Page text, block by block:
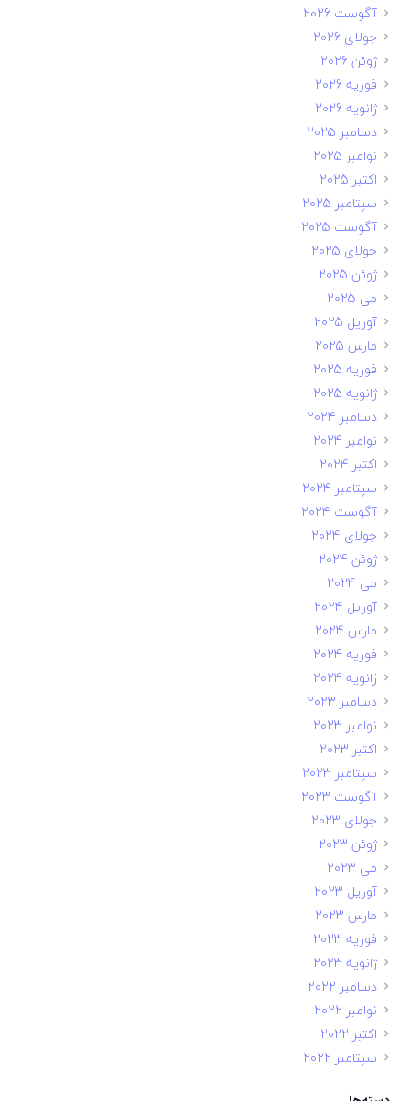
آگوست 2026
جولای 2026
ژوئن 2026
فوریه 2026
ژانویه 2026
دسامبر 2025
نوامبر 2025
اکتبر 2025
سپتامبر 2025
آگوست 2025
جولای 2025
ژوئن 2025
می 2025
آوریل 2025
مارس 2025
فوریه 2025
ژانویه 2025
دسامبر 2024
نوامبر 2024
اکتبر 2024
سپتامبر 2024
آگوست 2024
جولای 2024
ژوئن 2024
می 2024
آوریل 2024
مارس 2024
فوریه 2024
ژانویه 2024
دسامبر 2023
نوامبر 2023
اکتبر 2023
سپتامبر 2023
آگوست 2023
جولای 2023
ژوئن 2023
می 2023
آوریل 2023
مارس 2023
فوریه 2023
ژانویه 2023
دسامبر 2022
نوامبر 2022
اکتبر 2022
سپتامبر 2022